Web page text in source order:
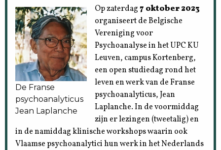
De Franse
psychoanalyticus
Jean Laplanche
Op zaterdag7 oktober 2023
organiseert de Belgische
Vereniging voor
Psychoanalyse in het UPC KU
Leuven, campus Kortenberg,
een open studiedag rond het
leven en werk van de Franse
psychoanalyticus, Jean
Laplanche. In de voormiddag
zijn er lezingen (tweetalig) en
in de namiddag klinische workshops waarin ook
Vlaamse psychoanalytici hun werk in het Nederlands